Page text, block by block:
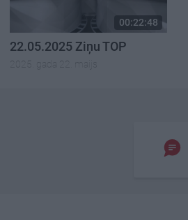
00:22:48
22.05.2025 Ziņu TOP
2025. gada 22. maijs